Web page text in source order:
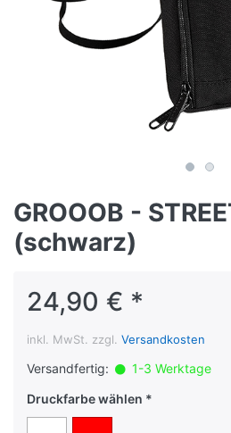
GROOOB -
(schwarz)
24,90 € *
inkl. MwSt. zzgl. Versandkosten
Versandfertig:
1-3 Werktage
Druckfarbe wählen